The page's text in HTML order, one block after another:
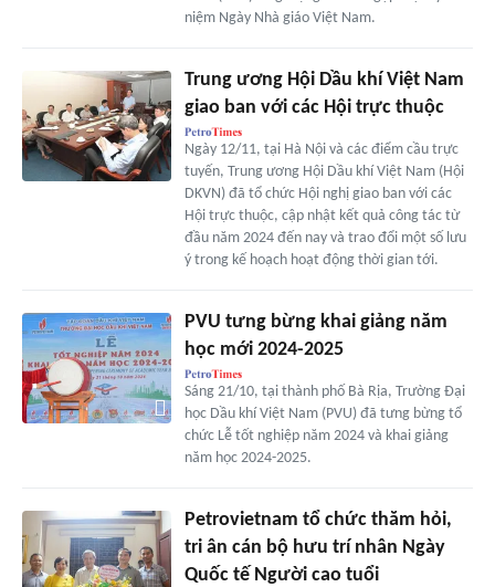
niệm Ngày Nhà giáo Việt Nam.
Trung ương Hội Dầu khí Việt Nam
giao ban với các Hội trực thuộc
Ngày 12/11, tại Hà Nội và các điểm cầu trực
tuyến, Trung ương Hội Dầu khí Việt Nam (Hội
DKVN) đã tổ chức Hội nghị giao ban với các
Hội trực thuộc, cập nhật kết quả công tác từ
đầu năm 2024 đến nay và trao đổi một số lưu
ý trong kế hoạch hoạt động thời gian tới.
PVU tưng bừng khai giảng năm
học mới 2024-2025
Sáng 21/10, tại thành phố Bà Rịa, Trường Đại
học Dầu khí Việt Nam (PVU) đã tưng bừng tổ
chức Lễ tốt nghiệp năm 2024 và khai giảng
năm học 2024-2025.
Petrovietnam tổ chức thăm hỏi,
tri ân cán bộ hưu trí nhân Ngày
Quốc tế Người cao tuổi